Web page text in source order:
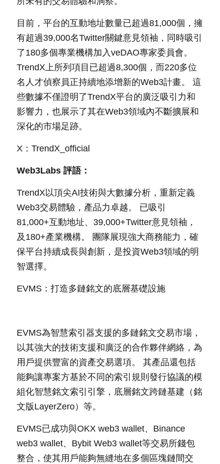
目前，平台的互動地址數量已超過81,000個，擁
有超過39,000名Twitter關鍵意見領袖，同時吸引
了180多個專業機構加入veDAO專家委員會。
TrendX上所列項目已超過8,300個，而220多位
名人才偵察員正持續地添增新的Web3計畫。 這
些數據不僅證明了TrendX平台的廣泛吸引力和
影響力，也展示了其在Web3領域內不斷擴展和
深化的市場足跡。
X：TrendX_official
Web3Labs 評語：
TrendX以頂尖AI技術與大數據分析，重新定義
Web3交易體驗，產品力卓越。 已吸引
81,000+互動地址、39,000+Twitter意見領袖，
及180+產業機構。 團隊展現強大商務能力，確
保平台持續成長與創新，是投資Web3領域的明
智選擇。
EVMS：打造多鏈銘文的底層基礎設施
EVMS為智慧索引器支援的多鏈銘文交易市場，
以其強大的技術支援和廣泛的合作夥伴網絡，為
用戶提供豐富的資產交易選項。 其產品還包括
能夠讓專案方基於不同的索引規則發行協議的模
組化智慧銘文索引引擎，底層銘文跨鏈基建（銘
文版LayerZero）等。
EVMS已成功與OKX web3 wallet、Binance
web3 wallet、Bybit Web3 wallet等交易所錢包
整合，使其用戶能夠無縫地在多個區塊鏈間交